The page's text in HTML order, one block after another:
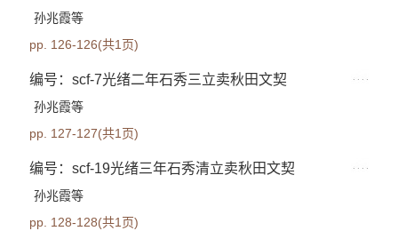
孙兆霞等
pp. 126-126(共1页)
编号：scf-7光绪二年石秀三立卖秋田文契
孙兆霞等
pp. 127-127(共1页)
编号：scf-19光绪三年石秀清立卖秋田文契
孙兆霞等
pp. 128-128(共1页)